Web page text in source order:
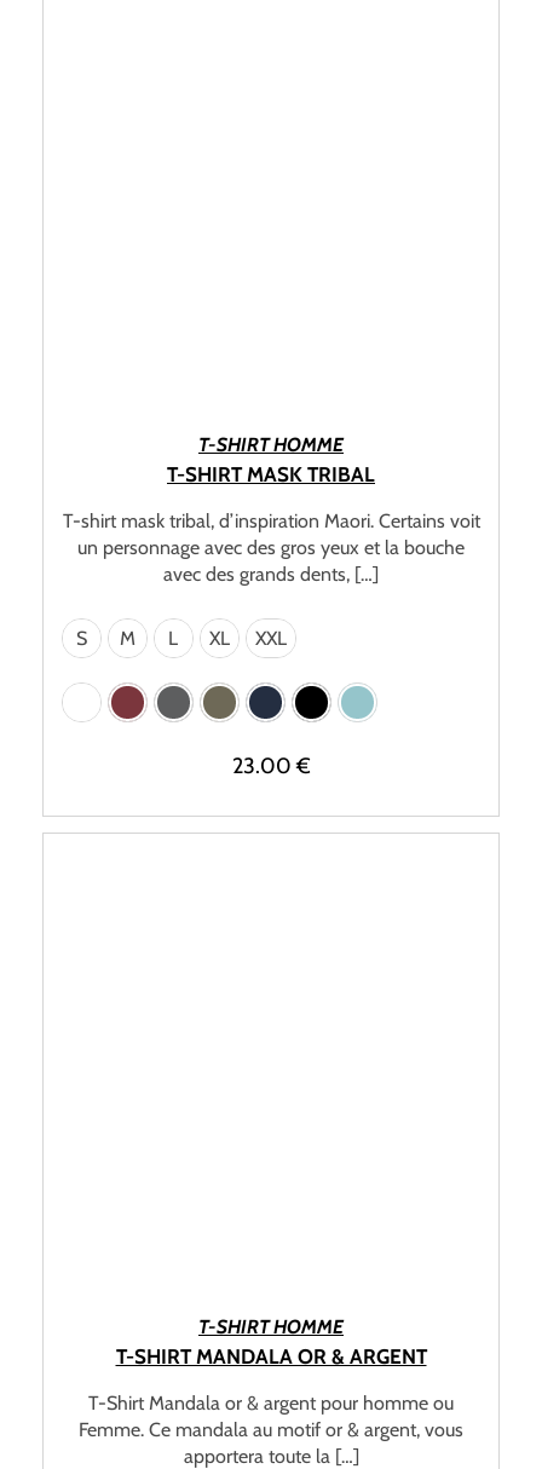
T-SHIRT HOMME
T-SHIRT MASK TRIBAL
T-shirt mask tribal, d’inspiration Maori. Certains voit
un personnage avec des gros yeux et la bouche
avec des grands dents, […]
S M L XL XXL
23.00€
T-SHIRT HOMME
T-SHIRT MANDALA OR & ARGENT
T-Shirt Mandala or & argent pour homme ou
Femme. Ce mandala au motif or & argent, vous
apportera toute la […]